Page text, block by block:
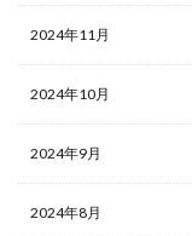
2024年11月
2024年10月
2024年9月
2024年8月